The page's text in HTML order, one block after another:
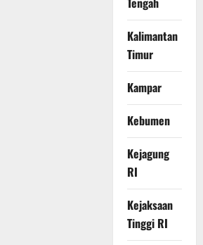
Kalimantan
Timur
Kampar
Kebumen
Kejagung
RI
Kejaksaan
Tinggi RI